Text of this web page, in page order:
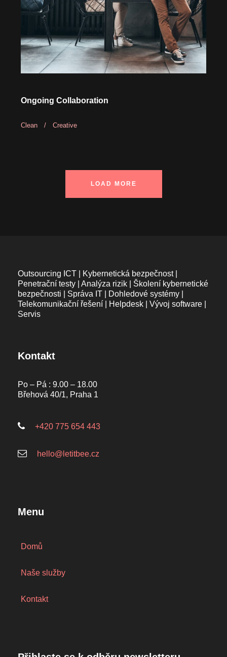
Ongoing Collaboration
Clean / Creative
LOAD MORE
Outsourcing ICT | Kybernetická bezpečnost |
Penetrační testy | Analýza rizik | Školení kybernetické
bezpečnosti | Správa IT | Dohledové systémy |
Telekomunikační řešení | Helpdesk | Vývoj software |
Servis
Kontakt
Po – Pá : 9.00 – 18.00
Břehová 40/1, Praha 1
+420 775 654 443
hello@letitbee.cz
Menu
Domů
Naše služby
Kontakt